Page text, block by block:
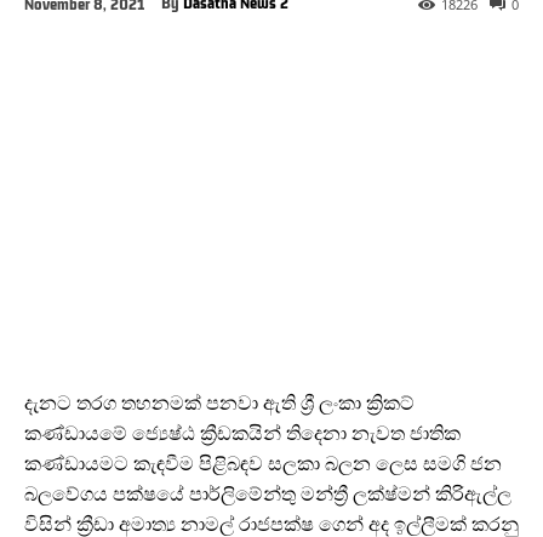
November 8, 2021 By Dasatha News 2 0
18226
දැනට තරග තහනමක් පනවා ඇති ශ්‍රී ලංකා ක්‍රිකට්
කණ්ඩායමේ ජ්‍යෙෂ්ඨ ක්‍රීඩකයින් තිදෙනා නැවත ජාතික
කණ්ඩායමට කැඳවීම පිළිබඳව සලකා බලන ලෙස සමගි ජන
බලවේගය පක්ෂයේ පාර්ලිමේන්තු මන්ත්‍රී ලක්ෂ්මන් කිරිඇල්ල
විසින් ක්‍රීඩා අමාත්‍ය නාමල් රාජපක්ෂ ගෙන් අද ඉල්ලීමක් කරනු